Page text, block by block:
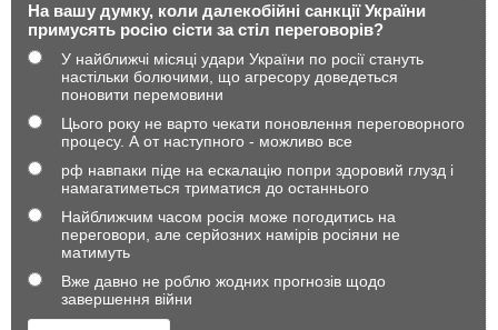
На вашу думку, коли далекобійні санкції України
примусять росію сісти за стіл переговорів?
У найближчі місяці удари України по росії стануть
настільки болючими, що агресору доведеться
поновити перемовини
Цього року не варто чекати поновлення переговорного
процесу. А от наступного - можливо все
рф навпаки піде на ескалацію попри здоровий глузд і
намагатиметься триматися до останнього
Найближчим часом росія може погодитись на
переговори, але серйозних намірів росіяни не
матимуть
Вже давно не роблю жодних прогнозів щодо
завершення війни